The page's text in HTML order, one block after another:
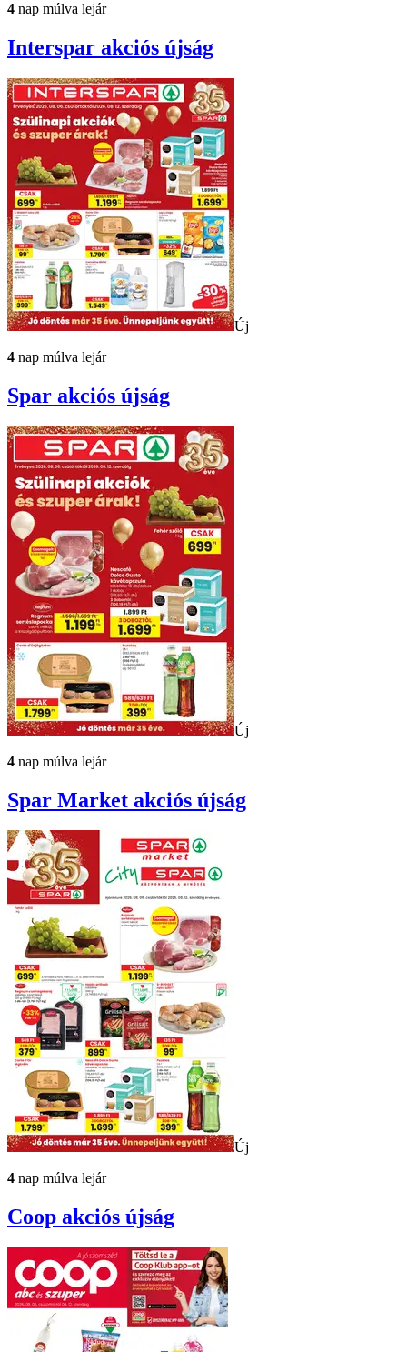
4 nap múlva lejár
Interspar akciós újság
Új
4 nap múlva lejár
Spar akciós újság
Új
4 nap múlva lejár
Spar Market akciós újság
Új
4 nap múlva lejár
Coop akciós újság